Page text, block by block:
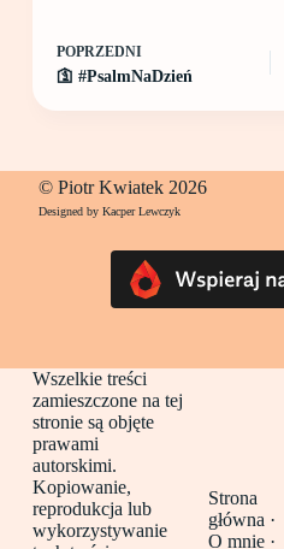
POPRZEDNI
🛐 #PsalmNaDzień
© Piotr Kwiatek 2026
Designed by Kacper Lewczyk
Wszelkie treści
zamieszczone na tej
stronie są objęte
prawami
autorskimi.
Kopiowanie,
reprodukcja lub
wykorzystywanie
Strona
główna ·
O mnie ·